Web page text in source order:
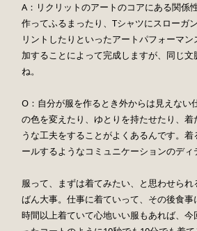
A：リクリットのアートのコアにある関係
作ってふるまったり、Tシャツにスローガ
リントしたりといったアートパフォーマ
加することによって完成しますが、同じ
ね。
O：自分が服を作るとき外からは見えない
の色を変えたり、ゆとりを持たせたり、着
うな工夫をすることがよくあるんです。
ールするようなコミュニケーションのディ
服って、まずは着てみたい、と思わせら
ばん大事。仕事に着ていって、その後食
時間以上着ていて心地いい服もあれば、